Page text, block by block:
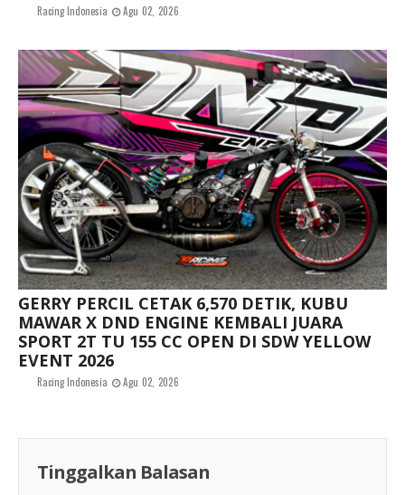
Racing Indonesia Agu 02, 2026
GERRY PERCIL CETAK 6,570 DETIK, KUBU
MAWAR X DND ENGINE KEMBALI JUARA
SPORT 2T TU 155 CC OPEN DI SDW YELLOW
EVENT 2026
Racing Indonesia Agu 02, 2026
Tinggalkan Balasan